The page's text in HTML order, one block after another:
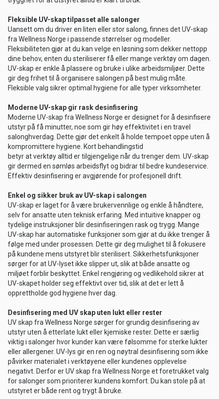
Fleksible UV-skap tilpasset alle salonger
Uansett om du driver en liten eller stor salong, finnes det UV-skap
fra Wellness Norge i passende størrelser og modeller.
Fleksibiliteten gjør at du kan velge en løsning som dekker nettopp
dine behov, enten du steriliserer få eller mange verktøy om dagen.
UV-skap er enkle å plassere og bruke i ulike arbeidsmiljøer. Dette
gir deg frihet til å organisere salongen på best mulig måte.
Fleksible valg sikrer optimal hygiene for alle typer virksomheter.
Moderne UV-skap gir rask desinfisering
Moderne UV-skap fra Wellness Norge er designet for å desinfisere
utstyr på få minutter, noe som gir høy effektivitet i en travel
salonghverdag. Dette gjør det enkelt å holde tempoet oppe uten å
kompromittere hygiene. Kort behandlingstid
betyr at verktøy alltid er tilgjengelige når du trenger dem. UV-skap
gir dermed en sømløs arbeidsflyt og bidrar til bedre kundeservice.
Effektiv desinfisering er avgjørende for profesjonell drift.
Enkel og sikker bruk av UV-skap i salongen
UV-skap er laget for å være brukervennlige og enkle å håndtere,
selv for ansatte uten teknisk erfaring. Med intuitive knapper og
tydelige instruksjoner blir desinfiseringen rask og trygg. Mange
UV-skap har automatiske funksjoner som gjør at du ikke trenger å
følge med under prosessen. Dette gir deg mulighet til å fokusere
på kundene mens utstyret blir sterilisert. Sikkerhetsfunksjoner
sørger for at UV-lyset ikke slipper ut, slik at både ansatte og
miljøet forblir beskyttet. Enkel rengjøring og vedlikehold sikrer at
UV-skapet holder seg effektivt over tid, slik at det er lett å
opprettholde god hygiene hver dag.
Desinfisering med UV skap uten lukt eller rester
UV skap fra Wellness Norge sørger for grundig desinfisering av
utstyr uten å etterlate lukt eller kjemiske rester. Dette er særlig
viktig i salonger hvor kunder kan være følsomme for sterke lukter
eller allergener. UV-lys gir en ren og nøytral desinfisering som ikke
påvirker materialet i verktøyene eller kundenes opplevelse
negativt. Derfor er UV skap fra Wellness Norge et foretrukket valg
for salonger som prioriterer kundens komfort. Du kan stole på at
utstyret er både rent og trygt å bruke.